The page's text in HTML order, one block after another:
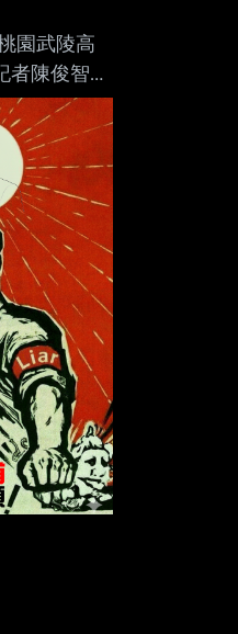
園武陵高
陳俊智／
。該校學
譽受 損，